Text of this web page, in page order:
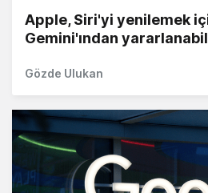
Apple, Siri'yi yenilemek
Gemini'ından
Gözde Ulukan